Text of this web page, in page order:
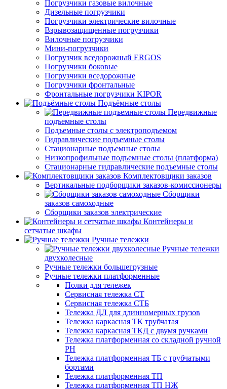
Погрузчики газовые вилочные
Дизельные погрузчики
Погрузчики электрические вилочные
Взрывозащищенные погрузчики
Вилочные погрузчики
Мини-погрузчики
Погрузчик вседорожный ERGOS
Погрузчики боковые
Погрузчики вседорожные
Погрузчики фронтальные
Фронтальные погрузчики KIPOR
Подъёмные столы
Передвижные
подъемные столы
Подъемные столы с электроподъемом
Гидравлические подъемные столы
Стационарные подъемные столы
Низкопрофильные подъемные столы (платформа)
Стационарные гидравлические подъемные столы
Комплектовщики заказов
Вертикальные подборщики заказов-комиссионеры
Сборщики
заказов самоходные
Сборщики заказов электрические
Контейнеры и
сетчатые шкафы
Ручные тележки
Ручные тележки
двухколесные
Ручные тележки большегрузные
Ручные тележки платформенные
Полки для тележек
Сервисная тележка СТ
Сервисная тележка СТБ
Тележка ДЛ для длинномерных грузов
Тележка каркасная ТК трубчатая
Тележка каркасная ТКД с двумя ручками
Тележка платформенная со складной ручной
PH
Тележка платформенная ТБ с трубчатыми
бортами
Тележка платформенная ТП
Тележка платформенная ТП НЖ